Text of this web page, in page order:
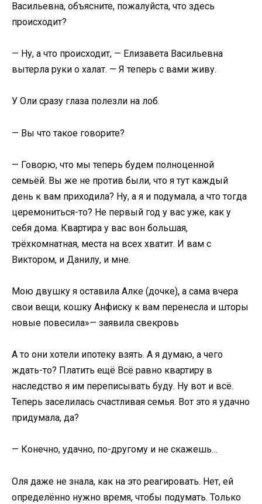
Васильевна, объясните, пожалуйста, что здесь
происходит?
— Ну, а что происходит, — Елизавета Васильевна
вытерла руки о халат. — Я теперь с вами живу.
У Оли сразу глаза полезли на лоб.
— Вы что такое говорите?
— Говорю, что мы теперь будем полноценной
семьёй. Вы же не против были, что я тут каждый
день к вам приходила? Ну, а я и подумала, а что тогда
церемониться-то? Не первый год у вас уже, как у
себя дома. Квартира у вас вон большая,
трёхкомнатная, места на всех хватит. И вам с
Виктором, и Данилу, и мне.
Мою двушку я оставила Алке (дочке), а сама вчера
свои вещи, кошку Анфиску к вам перенесла и шторы
новые повесила»— заявила свекровь
А то они хотели ипотеку взять. А я думаю, а чего
ждать-то? Платить ещё Всё равно квартиру в
наследство я им переписывать буду. Ну вот и всё.
Теперь заселилась счастливая семья. Вот это я удачно
придумала, да?
— Конечно, удачно, по-другому и не скажешь…
Оля даже не знала, как на это реагировать. Нет, ей
определённо нужно время, чтобы подумать. Только